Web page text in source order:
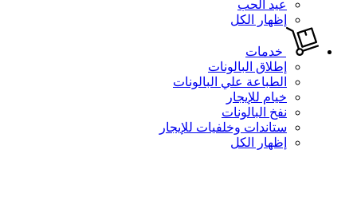
عيد الحب
إظهار الكل
خدمات
إطلاق البالونات
الطباعة علي البالونات
خيام للإيجار
نفخ البالونات
ستاندات وخلفيات للإيجار
إظهار الكل